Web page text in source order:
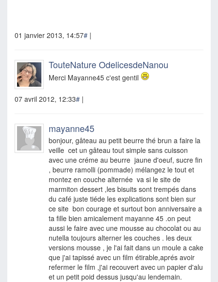
01 janvier 2013, 14:57# |
TouteNature OdelicesdeNanou
Merci Mayanne45 c'est gentil
07 avril 2012, 12:33# |
mayanne45
bonjour, gâteau au petit beurre thé brun a faire la
veille cet un gâteau tout simple sans cuisson
avec une créme au beurre jaune d'oeuf, sucre fin
, beurre ramolli (pommade) mélangez le tout et
montez en couche alternée va si le site de
marmiton dessert ,les bisuits sont trempés dans
du café juste tiéde les explications sont bien sur
ce site bon courage et surtout bon anniversaire a
ta fille bien amicalement mayanne 45 .on peut
aussi le faire avec une mousse au chocolat ou au
nutella toujours alterner les couches . les deux
versions mousse , je l'ai fait dans un moule a cake
que j'ai tapissé avec un film étirable,aprés avoir
refermer le film ,j'ai recouvert avec un papier d'alu
et un petit poid dessus jusqu'au lendemain.